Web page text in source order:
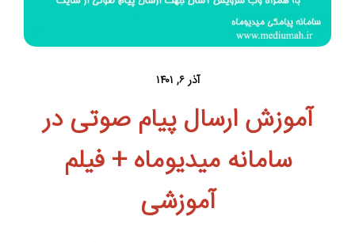
آذر ۶, ۱۴۰۱
آموزش ارسال پیام صوتی در
سامانه میدیوماه + فیلم
آموزشی